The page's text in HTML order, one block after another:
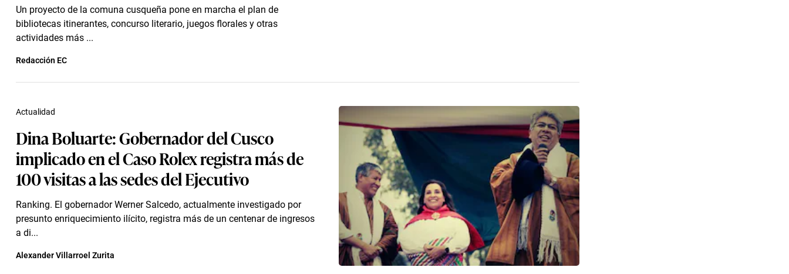
Un proyecto de la comuna cusqueña pone en marcha el plan de
bibliotecas itinerantes, concurso literario, juegos florales y otras
actividades más ...
Redacción EC
Dina Boluarte: Gobernador del Cusco
implicado en el Caso Rolex registra más de
100 visitas a las sedes del Ejecutivo
Ranking. El gobernador Werner Salcedo, actualmente investigado por
presunto enriquecimiento ilícito, registra más de un centenar de ingresos
a di...
Actualidad
Alexander Villarroel Zurita